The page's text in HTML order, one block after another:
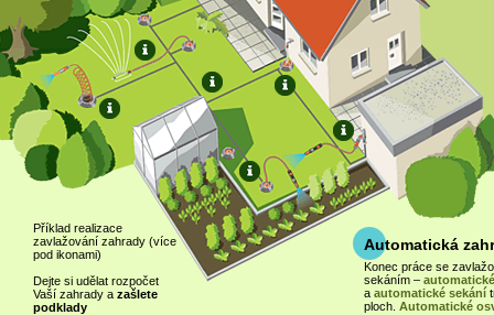
Příklad realizace
zavlažování zahrady (více
pod ikonami)
Dejte si udělat rozpočet
Vaší zahrady a zašlete
podklady
Automatická
Konec práce se
sekáním –
a automatické sekání
ploch. Automatické